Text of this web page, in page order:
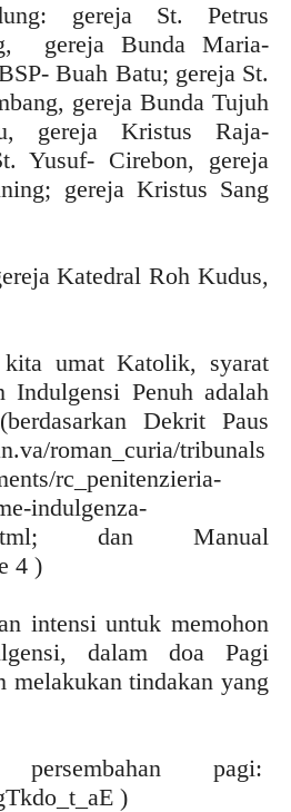
gereja St. Petrus
gereja Bunda Maria-
Buah Batu; gereja St.
gereja Bunda Tujuh
gereja Kristus Raja-
Yusuf- Cirebon, gereja
gereja Kristus Sang
Katedral Roh Kudus,
kita umat Katolik, syarat
Indulgensi Penuh adalah
Dekrit Paus
roman_curia/tribunals
rc_penitenzieria-
indulgenza-
dan Manual
4 )
intensi untuk memohon
dalam doa Pagi
melakukan tindakan yang
pagi:
)